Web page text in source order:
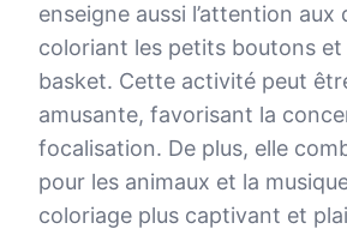
enseigne aussi l’attention aux
coloriant les petits boutons et
basket. Cette activité peut
amusante, favorisant la
focalisation. De plus, elle
pour les animaux et la
coloriage plus captivant et